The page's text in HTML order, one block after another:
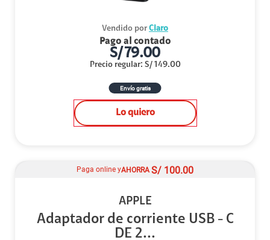
Vendido por Claro
Pago al contado
S/79.00
Precio regular: S/ 149.00
Envío gratis
Lo quiero
Paga online yAHORRA S/ 100.00
APPLE
Adaptador de corriente USB - C
DE 2...